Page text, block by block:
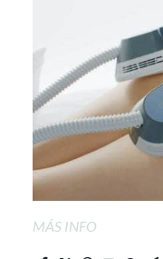
MÁS INFO